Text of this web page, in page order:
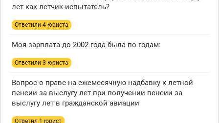
лет как летчик-испытатель?
Ответили 4 юристa
Моя зарплата до 2002 года была по годам:
Ответили 3 юристa
Вопрос о праве на ежемесячную надбавку к летной
пенсии за выслугу лет при получении пенсии за
выслугу лет в гражданской авиации
Ответил 1 юрист